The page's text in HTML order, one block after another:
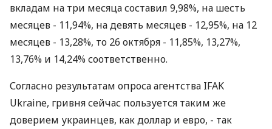
уровень, которого нужно придерживаться. Сейчас,
бесспорно, банки будут повышать ставки, и это
будет адекватная мера", - считает финансист.
Повышение процентных ставок, собственно, уже
началось. Так, если 1 сентября украинский индекс
ставок по депозитам физлиц по гривневым
вкладам на три месяца составил 9,98%, на шесть